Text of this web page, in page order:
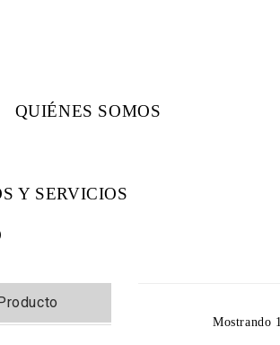
QUIÉNES SOMOS
Y SERVICIOS
Mostrando